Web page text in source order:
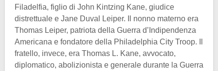
Filadelfia, figlio di John Kintzing Kane, giudice
distrettuale e Jane Duval Leiper. Il nonno materno era
Thomas Leiper, patriota della Guerra d’Indipendenza
Americana e fondatore della Philadelphia City Troop. Il
fratello, invece, era Thomas L. Kane, avvocato,
diplomatico, abolizionista e generale durante la Guerra